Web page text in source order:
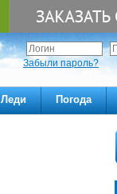
Забыли пароль?
Леди Погода